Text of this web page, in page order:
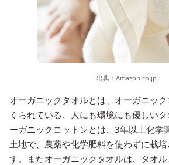
出典： Amazon.co.jp
オーガニックタオルとは、オーガニッ
くられている、人にも環境にも優しい
ーガニックコットンとは、3年以上化学
土地で、農薬や化学肥料を使わずに栽
す。またオーガニックタオルは、タオ